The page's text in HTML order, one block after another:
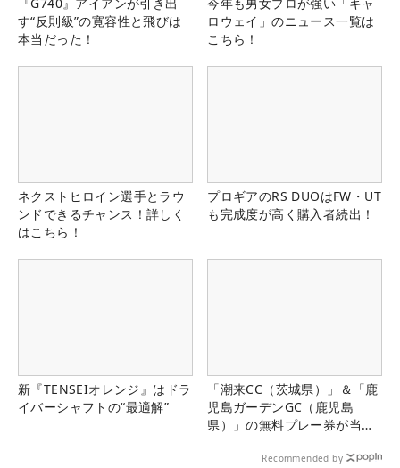
す“反則級”の寛容性と飛びは
本当だった！
ロウェイ」のニュース一覧は
こちら！
ネクストヒロイン選手とラウ
ンドできるチャンス！詳しく
はこちら！
プロギアのRS DUOはFW・UT
も完成度が高く購入者続出！
新『TENSEIオレンジ』はドラ
イバーシャフトの“最適解”
「潮来CC（茨城県）」＆「鹿
児島ガーデンGC（鹿児島
県）」の無料プレー券が当た
Recommended by